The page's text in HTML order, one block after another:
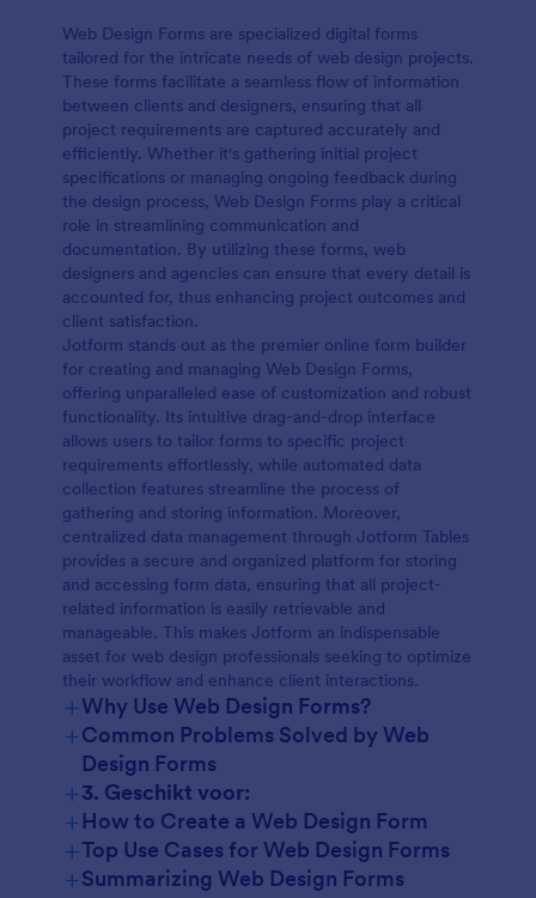
Web Design Forms are specialized digital forms
tailored for the intricate needs of web design projects.
These forms facilitate a seamless flow of information
between clients and designers, ensuring that all
project requirements are captured accurately and
efficiently. Whether it's gathering initial project
specifications or managing ongoing feedback during
the design process, Web Design Forms play a critical
role in streamlining communication and
documentation. By utilizing these forms, web
designers and agencies can ensure that every detail is
accounted for, thus enhancing project outcomes and
client satisfaction.
Jotform stands out as the premier online form builder
for creating and managing Web Design Forms,
offering unparalleled ease of customization and robust
functionality. Its intuitive drag-and-drop interface
allows users to tailor forms to specific project
requirements effortlessly, while automated data
collection features streamline the process of
gathering and storing information. Moreover,
centralized data management through Jotform Tables
provides a secure and organized platform for storing
and accessing form data, ensuring that all project-
related information is easily retrievable and
manageable. This makes Jotform an indispensable
asset for web design professionals seeking to optimize
their workflow and enhance client interactions.
+Why Use Web Design Forms?
+Common Problems Solved by Web
Design Forms
+3. Geschikt voor:
+How to Create a Web Design Form
+Top Use Cases for Web Design Forms
For Managers
+Summarizing Web Design Forms